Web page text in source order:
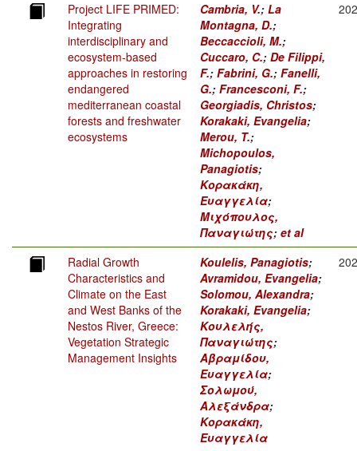
Project LIFE PRIMED:
Integrating
interdisciplinary and
ecosystem-based
approaches in restoring
endangered
mediterranean coastal
forests and freshwater
ecosystems
Cambria, V.; La
Montagna, D.;
Beccaccioli, M.;
Cuccaro, C.; De Filippi,
F.; Fabrini, G.; Fanelli,
G.; Francesconi, F.;
Georgiadis, Christos;
Korakaki, Evangelia;
Merou, T.;
Michopoulos,
Panagiotis;
Κορακάκη,
Ευαγγελία;
Μιχόπουλος,
Παναγιώτης; et al
Radial Growth
Characteristics and
Climate on the East
and West Banks of the
Nestos River, Greece:
Vegetation Strategic
Management Insights
Koulelis, Panagiotis;
Avramidou, Evangelia;
Solomou, Alexandra;
Korakaki, Evangelia;
Κουλελής,
Παναγιώτης;
Αβραμίδου,
Ευαγγελία;
Σολωμού,
Αλεξάνδρα;
Κορακάκη,
Ευαγγελία